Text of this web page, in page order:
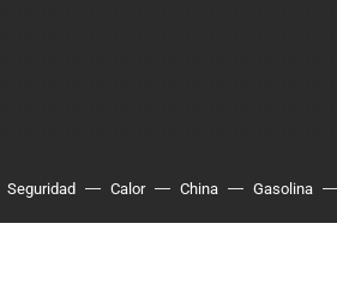
Seguridad Calor China Gasolina